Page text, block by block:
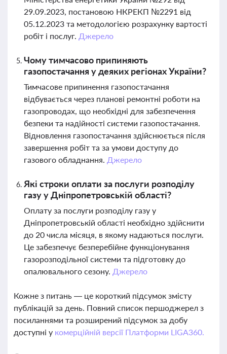
29.09.2023, постановою НКРЕКП №2291 від
05.12.2023 та методологією розрахунку вартості
робіт і послуг. Джерело
Чому тимчасово припиняють
газопостачання у деяких регіонах України?
Тимчасове припинення газопостачання
відбувається через планові ремонтні роботи на
газопроводах, що необхідні для забезпечення
безпеки та надійності системи газопостачання.
Відновлення газопостачання здійснюється після
завершення робіт та за умови доступу до
газового обладнання. Джерело
Які строки оплати за послуги розподілу
газу у Дніпропетровській області?
Оплату за послуги розподілу газу у
Дніпропетровській області необхідно здійснити
до 20 числа місяця, в якому надаються послуги.
Це забезпечує безперебійне функціонування
газорозподільної системи та підготовку до
опалювального сезону. Джерело
Кожне з питань — це короткий підсумок змісту
публікацій за день. Повний список першоджерел з
посиланнями та розширений підсумок за добу
доступні у комерційній версії Платформи LIGA360.